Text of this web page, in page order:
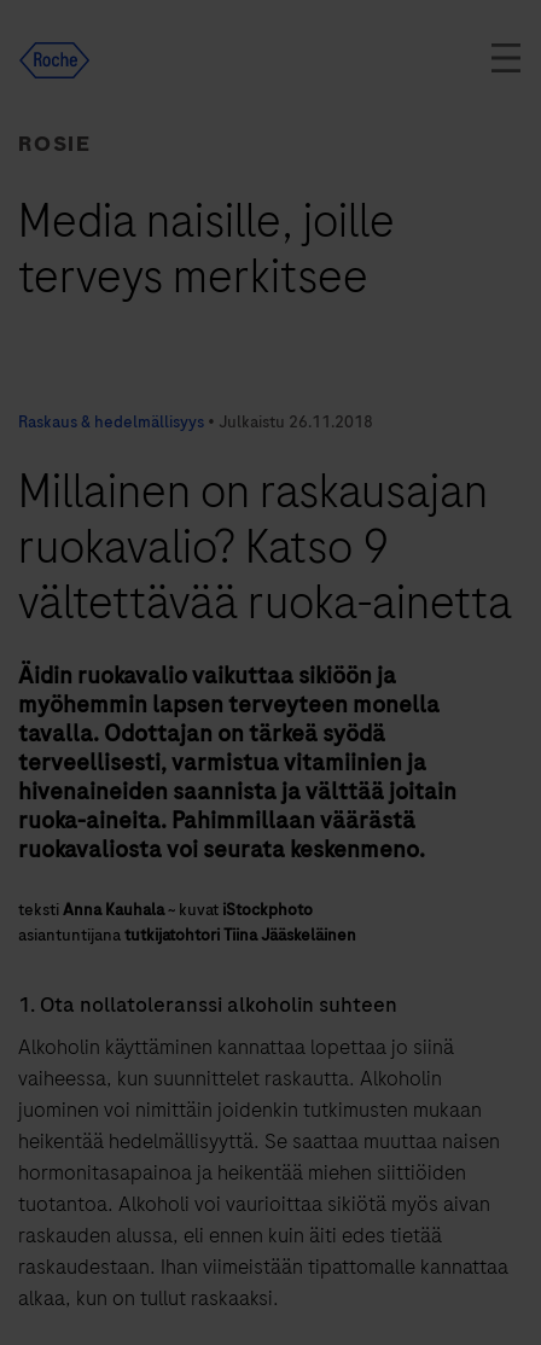
content
ROSIE
Media naisille, joille
terveys merkitsee
Raskaus & hedelmällisyys • Julkaistu 26.11.2018
Millainen on raskausajan
ruokavalio? Katso 9
vältettävää ruoka-ainetta
Äidin ruokavalio vaikuttaa sikiöön ja
myöhemmin lapsen terveyteen monella
tavalla. Odottajan on tärkeä syödä
terveellisesti, varmistua vitamiinien ja
hivenaineiden saannista ja välttää joitain
ruoka-aineita. Pahimmillaan väärästä
ruokavaliosta voi seurata keskenmeno.
tekstiAnna Kauhala~ kuvat iStockphoto
asiantuntijanatutkijatohtori Tiina Jääskeläinen
1. Ota nollatoleranssi alkoholin suhteen
Alkoholin käyttäminen kannattaa lopettaa jo siinä
vaiheessa, kun suunnittelet raskautta. Alkoholin
juominen voi nimittäin joidenkin tutkimusten mukaan
heikentää hedelmällisyyttä. Se saattaa muuttaa naisen
hormonitasapainoa ja heikentää miehen siittiöiden
tuotantoa. Alkoholi voi vaurioittaa sikiötä myös aivan
raskauden alussa, eli ennen kuin äiti edes tietää
raskaudestaan. Ihan viimeistään tipattomalle kannattaa
alkaa, kun on tullut raskaaksi.